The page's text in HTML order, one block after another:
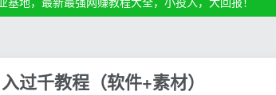
过千教程（软件+素材）